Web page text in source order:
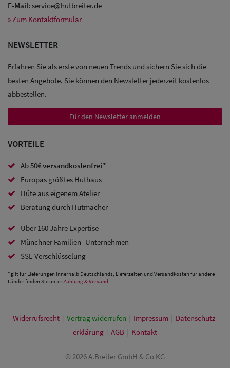
Sale:
Baseball
Caps
Sale: Army
Caps
Sale:
Trucker
Caps
Sale: Caps
mit
Ohrenschutz
E-Mail: service@hutbreiter.de
» Zum Kontaktformular
NEWSLETTER
Erfahren Sie als erste von neuen Trends und sichern Sie sich die
besten Angebote. Sie können den Newsletter jederzeit kostenlos
abbestellen.
Für den Newsletter anmelden
VORTEILE
Ab 50€versandkostenfrei*
Europas größtes Huthaus
Hüte aus eigenem Atelier
Beratung durch Hutmacher
Über 160 Jahre Expertise
Münchner Familien- Unternehmen
SSL-Verschlüsselung
*gilt für Lieferungen innerhalb Deutschlands, Lieferzeiten und Versandkosten für andere
Länder finden Sie unterZahlung & Versand
Widerrufs­recht Vertrag widerrufen Impressum
Daten­schutz­
erklärung
AGB Kontakt
© 2026 A.Breiter GmbH & Co KG